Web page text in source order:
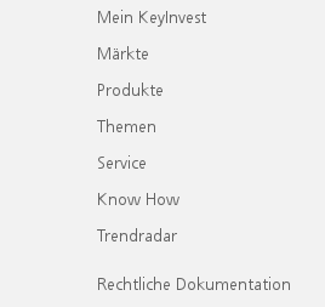
Mein KeyInvest
Märkte
Produkte
Themen
Service
Know How
Trendradar
Rechtliche Dokumentation